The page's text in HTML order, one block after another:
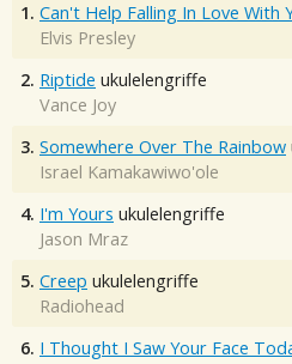
1. Can't Help Falling In Love With
Elvis Presley
2. Riptide ukulelengriffe
Vance Joy
3. Somewhere Over The Rainbow
Israel Kamakawiwo'ole
4. I'm Yours ukulelengriffe
Jason Mraz
5. Creep ukulelengriffe
Radiohead
6. I Thought I Saw Your Face